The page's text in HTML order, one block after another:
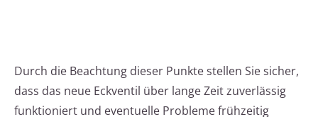
Durch die Beachtung dieser Punkte stellen Sie sicher,
dass das neue Eckventil über lange Zeit zuverlässig
funktioniert und eventuelle Probleme frühzeitig